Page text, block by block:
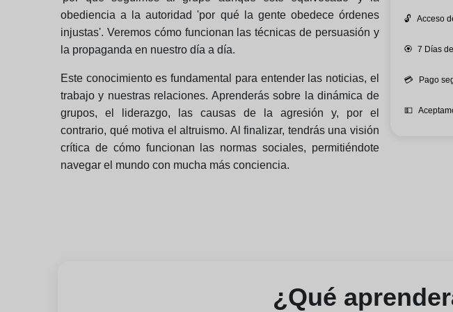
obediencia a la autoridad 'por qué la gente obedece órdenes
injustas'. Veremos cómo funcionan las técnicas de persuasión y
la propaganda en nuestro día a día.
Este conocimiento es fundamental para entender las noticias, el
trabajo y nuestras relaciones. Aprenderás sobre la dinámica de
grupos, el liderazgo, las causas de la agresión y, por el
contrario, qué motiva el altruismo. Al finalizar, tendrás una visión
crítica de cómo funcionan las normas sociales, permitiéndote
navegar el mundo con mucha más conciencia.
🔓 Acceso
🏵️ 7 Días
💳 Pago
💵
¿Qué